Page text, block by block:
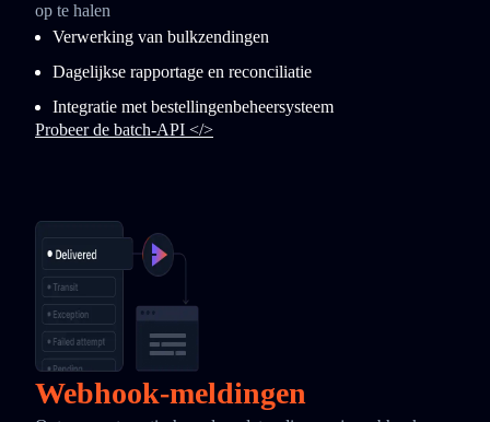
op te halen
Verwerking van bulkzendingen
Dagelijkse rapportage en reconciliatie
Integratie met bestellingenbeheersysteem
Probeer de batch-API </>
Webhook-meldingen